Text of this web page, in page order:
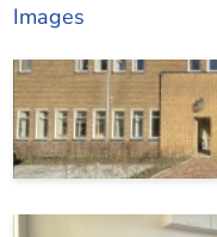
Images